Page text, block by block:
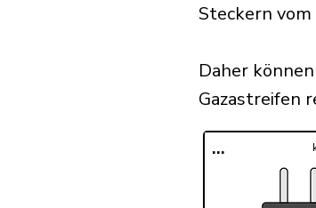
Steckern vom
Daher
Gazastreifen
...